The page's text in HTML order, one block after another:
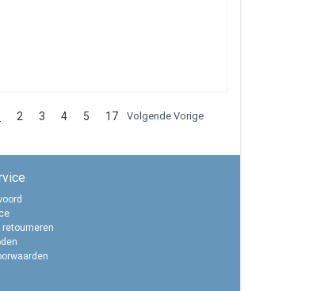
2 3 4 5 17 Volgende Vorige
retourneren